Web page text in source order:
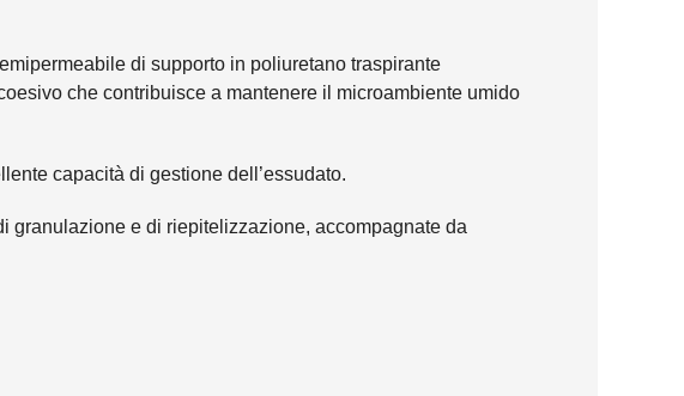
di supporto in poliuretano traspirante
che contribuisce a mantenere il microambiente umido
capacità di gestione dell’essudato.
granulazione e di riepitelizzazione, accompagnate da